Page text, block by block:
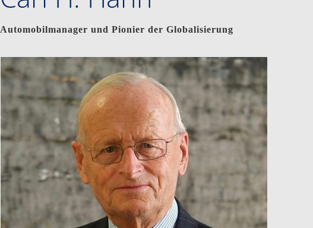
Automobilmanager und Pionier der Globalisierung